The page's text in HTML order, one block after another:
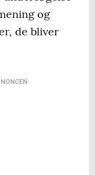
og
de bliver